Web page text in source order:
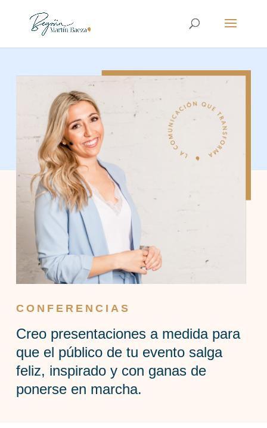
CONFERENCIAS
Creo presentaciones a medida para
que el público de tu evento salga
feliz, inspirado y con ganas de
ponerse en marcha.